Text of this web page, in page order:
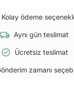
Kolay ödeme
Aynı gün teslimat
Ücretsiz teslimat
zamanı